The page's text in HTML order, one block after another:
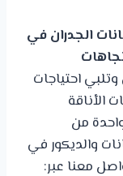
الجدران في
احتياجات
الأناقة
من
والديكور في
معنا عبر: